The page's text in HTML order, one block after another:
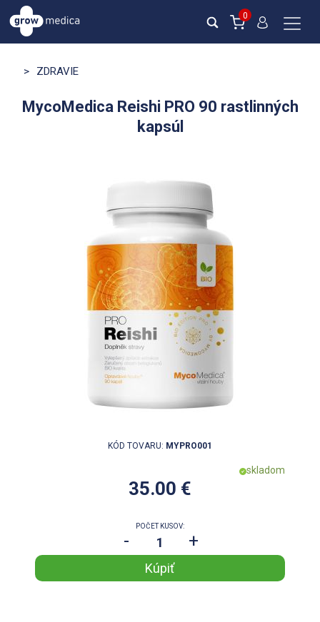
0
> ZDRAVIE
MycoMedica Reishi PRO 90 rastlinných
kapsúl
KÓD TOVARU: MYPRO001
skladom
35.00 €
POČET KUSOV:
- +